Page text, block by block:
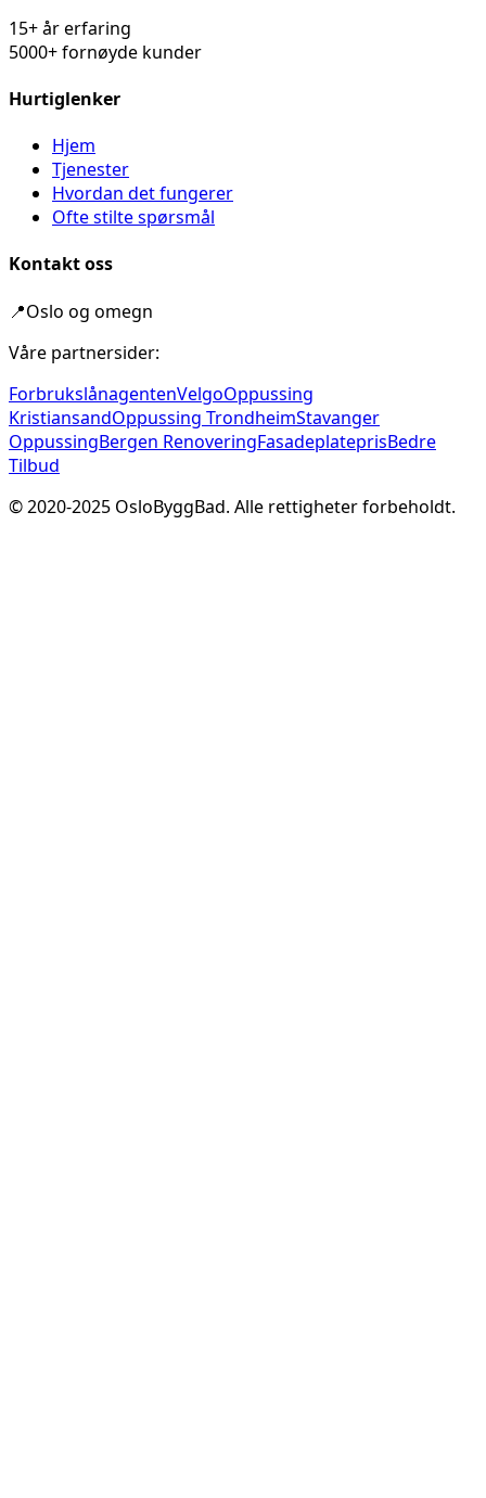
15+ år erfaring
5000+ fornøyde kunder
Hurtiglenker
Hjem
Tjenester
Hvordan det fungerer
Ofte stilte spørsmål
Kontakt oss
📍Oslo og omegn
Våre partnersider:
ForbrukslånagentenVelgoOppussing
KristiansandOppussing TrondheimStavanger
OppussingBergen RenoveringFasadeplateprisBedre
Tilbud
© 2020-2025 OsloByggBad. Alle rettigheter forbeholdt.